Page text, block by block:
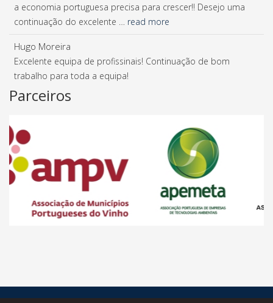
a economia portuguesa precisa para crescer!! Desejo uma
continuação do excelente … read more
Hugo Moreira
Excelente equipa de profissinais! Continuação de bom
trabalho para toda a equipa!
Parceiros